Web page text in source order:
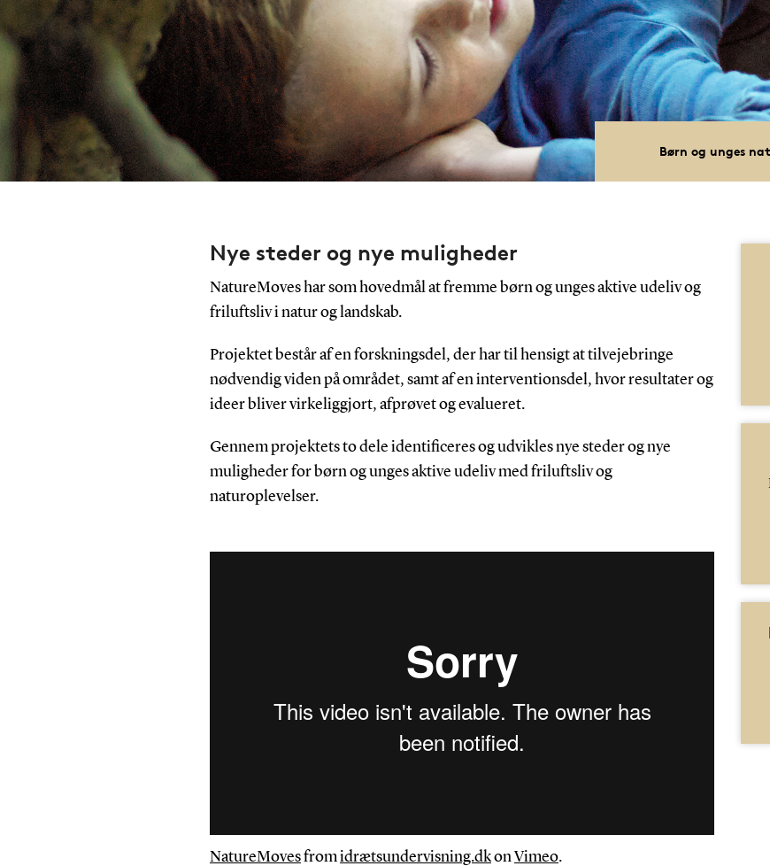
Børn og unges
Nye steder og nye muligheder
NatureMoves har som hovedmål at fremme børn og unges aktive udeliv og
friluftsliv i natur og landskab.
Projektet består af en forskningsdel, der har til hensigt at tilvejebringe
nødvendig viden på området, samt af en interventionsdel, hvor resultater og
ideer bliver virkeliggjort, afprøvet og evalueret.
Gennem projektets to dele identificeres og udvikles nye steder og nye
muligheder for børn og unges aktive udeliv med friluftsliv og
naturoplevelser.
NatureMovesfrom idrætsundervisning.dkon Vimeo.